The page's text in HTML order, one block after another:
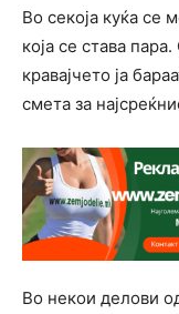
Во секоја куќа се
која се става
кравајчето ја
смета за
Во некои делови